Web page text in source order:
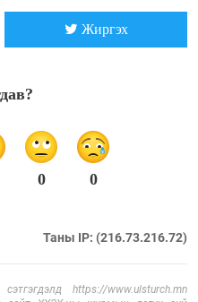
Жиргэх
0 0
Таны IP: (216.73.216.72)
https://www.ulsturch.mn